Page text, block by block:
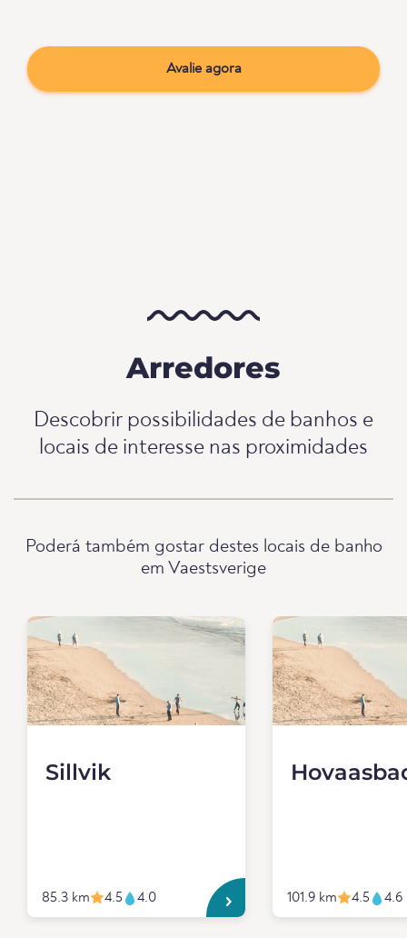
Avalie agora
Arredores
Descobrir possibilidades de banhos e
locais de interesse nas proximidades
Poderá também gostar destes locais de banho
em Vaestsverige
Sillvik
85.3 km 4.5 4.0 101.9 km 4.5 4.6